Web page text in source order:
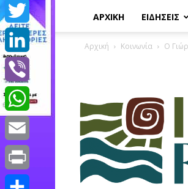
ΑΡΧΙΚΗ ΕΙΔΗΣΕΙΣ
Αρχική Κοινωνία Ο
Facebook
Twitter
LinkedIn
Viber
WhatsApp
Email
Print